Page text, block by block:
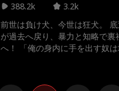
388.2k
3.2k
前世は負け犬、今世は狂犬。
が過去へ戻り、暴力と知略で裏
へ！ 「俺の身内に手を出す奴は